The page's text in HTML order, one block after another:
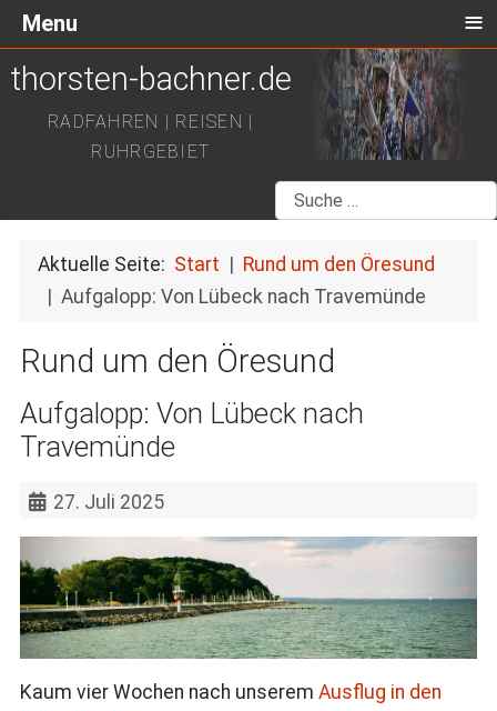
thorsten-bachner.de
RADFAHREN | REISEN |
RUHRGEBIET
Suchen
Aktuelle Seite: Start
Rund um den Öresund
Aufgalopp: Von Lübeck nach Travemünde
Rund um den Öresund
Aufgalopp: Von Lübeck nach
Travemünde
27. Juli 2025
Kaum vier Wochen nach unserem Ausflug in den
Menu ≡